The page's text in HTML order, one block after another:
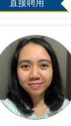
直接聘用